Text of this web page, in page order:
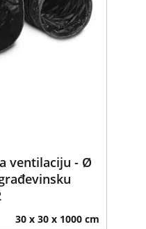
ventilaciju - Ø
30 x 30 x 1000 cm